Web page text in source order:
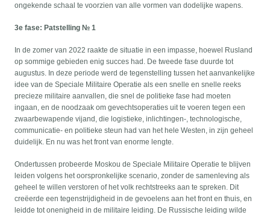
ongekende schaal te voorzien van alle vormen van dodelijke wapens.
3e fase: Patstelling № 1
In de zomer van 2022 raakte de situatie in een impasse, hoewel Rusland
op sommige gebieden enig succes had. De tweede fase duurde tot
augustus. In deze periode werd de tegenstelling tussen het aanvankelijke
idee van de Speciale Militaire Operatie als een snelle en snelle reeks
precieze militaire aanvallen, die snel de politieke fase had moeten
ingaan, en de noodzaak om gevechtsoperaties uit te voeren tegen een
zwaarbewapende vijand, die logistieke, inlichtingen-, technologische,
communicatie- en politieke steun had van het hele Westen, in zijn geheel
duidelijk. En nu was het front van enorme lengte.
Ondertussen probeerde Moskou de Speciale Militaire Operatie te blijven
leiden volgens het oorspronkelijke scenario, zonder de samenleving als
geheel te willen verstoren of het volk rechtstreeks aan te spreken. Dit
creëerde een tegenstrijdigheid in de gevoelens aan het front en thuis, en
leidde tot onenigheid in de militaire leiding. De Russische leiding wilde